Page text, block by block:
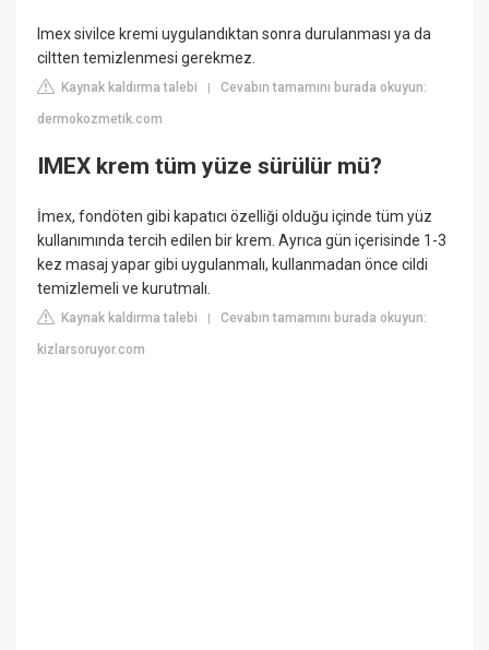
Imex sivilce kremi uygulandıktan sonra durulanması ya da
ciltten temizlenmesi gerekmez.
Kaynak kaldırma talebi |Cevabın tamamını burada okuyun:
dermokozmetik.com
IMEX krem tüm yüze sürülür mü?
İmex, fondöten gibi kapatıcı özelliği olduğu içinde tüm yüz
kullanımında tercih edilen bir krem. Ayrıca gün içerisinde 1-3
kez masaj yapar gibi uygulanmalı, kullanmadan önce cildi
temizlemeli ve kurutmalı.
Kaynak kaldırma talebi |Cevabın tamamını burada okuyun:
kizlarsoruyor.com